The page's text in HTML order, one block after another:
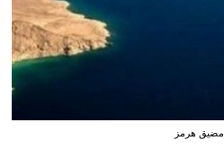
مضيق هرمز